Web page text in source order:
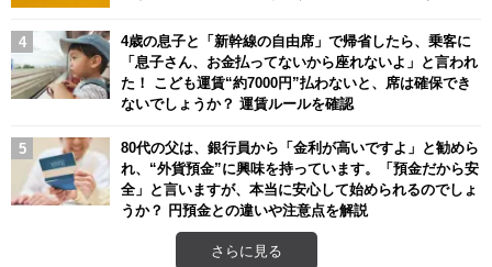
4歳の息子と「新幹線の自由席」で帰省したら、乗客に
「息子さん、お金払ってないから座れないよ」と言われ
た！ こども運賃“約7000円”払わないと、席は確保でき
ないでしょうか？ 運賃ルールを確認
80代の父は、銀行員から「金利が高いですよ」と勧めら
れ、“外貨預金”に興味を持っています。「預金だから安
全」と言いますが、本当に安心して始められるのでしょ
うか？ 円預金との違いや注意点を解説
さらに見る